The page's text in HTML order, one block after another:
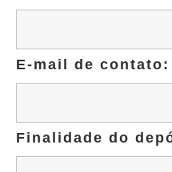
E-mail de contato:
Finalidade do